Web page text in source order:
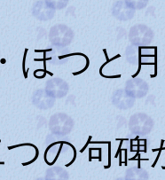
と月が
の句